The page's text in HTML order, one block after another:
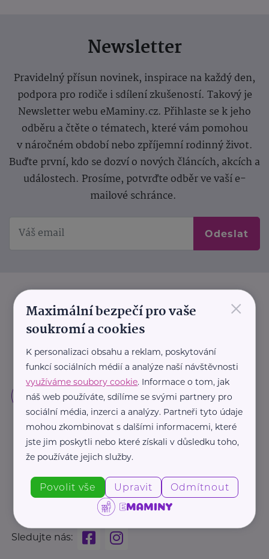
Newsletter
Pravidelný přísun novinek, inspirace na každý den,
podpora pro rodiče i sdílení zkušeností. Takový je
Newsletter webu eMaminy.cz. Přihlaste se k jeho
odběru a čtěte o tématech, které vám pomohou
v náročném období nebo zpříjemní rodinný život.
Buďte první, kdo se dozví o nových článcích, akcích a
událostech. Prosíme, potvrďte odběr ve vaší e-
mailové schránce.
Odeslat
Sledujte nás:
×
Maximální bezpečí pro vaše
soukromí a cookies
K personalizaci obsahu a reklam, poskytování
funkcí sociálních médií a analýze naší návštěvnosti
využíváme soubory cookie. Informace o tom, jak
náš web používáte, sdílíme se svými partnery pro
sociální média, inzerci a analýzy. Partneři tyto údaje
mohou zkombinovat s dalšími informacemi, které
jste jim poskytli nebo které získali v důsledku toho,
že používáte jejich služby.
Povolit vše Upravit Odmítnout